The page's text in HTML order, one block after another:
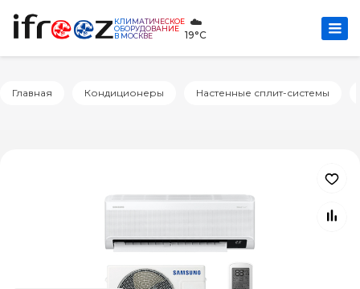
КЛИМАТИЧЕСКОЕ
ОБОРУДОВАНИЕ
В МОСКВЕ
☁️
19°C
Главная Кондиционеры Настенные сплит-системы